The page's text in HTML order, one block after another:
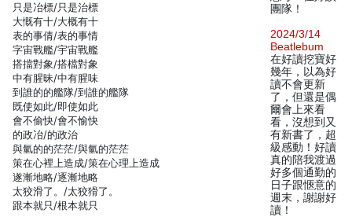
只是冶標/只是治標
大慨有十/大概有十
表的事倩/表的事情
字宙戰艦/宇宙戰艦
搭擋對象/搭檔對象
中有腥昧/中有腥味
到誰的的艦隊/到誰的艦隊
既使如此/即使如此
會不偷快/會不愉快
的政冶/的政治
與氫的的茫茫/與氫的茫茫
策在心裡上造成/策在心理上造成
遂漸地略/逐漸地略
太狡滑了。/太狡猾了。
跟本就只/根本就只
團隊！
2024/3/14
Beatlebum
在好讀挖寶好
幾年，以為好
讀不會更新
了，但還是偶
爾會上來看
看，沒想到又
有新書了，超
級感動！好讀
真的陪我渡過
好多個通勤的
日子跟愜意的
週末，謝謝好
讀！